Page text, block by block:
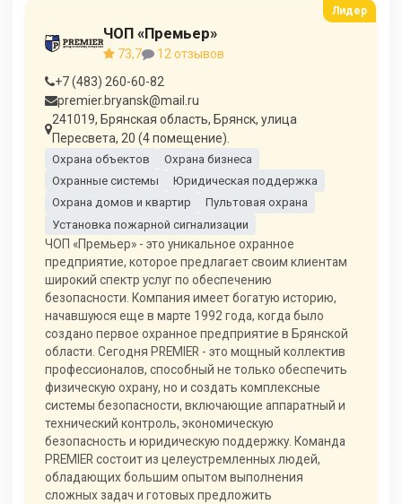
ЧОП «Премьер»
73,7
12 отзывов
+7 (483) 260-60-82
premier.bryansk@mail.ru
241019, Брянская область, Брянск, улица
Пересвета, 20 (4 помещение).
Охрана объектов
Охрана бизнеса
Охранные системы
Юридическая поддержка
Охрана домов и квартир
Пультовая охрана
Установка пожарной сигнализации
ЧОП «Премьер» - это уникальное охранное
предприятие, которое предлагает своим клиентам
широкий спектр услуг по обеспечению
безопасности. Компания имеет богатую историю,
начавшуюся еще в марте 1992 года, когда было
создано первое охранное предприятие в Брянской
области. Сегодня PREMIER - это мощный коллектив
профессионалов, способный не только обеспечить
физическую охрану, но и создать комплексные
системы безопасности, включающие аппаратный и
технический контроль, экономическую
безопасность и юридическую поддержку. Команда
PREMIER состоит из целеустремленных людей,
обладающих большим опытом выполнения
сложных задач и готовых предложить